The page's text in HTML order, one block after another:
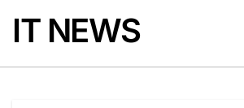
содержанию
IT NEWS